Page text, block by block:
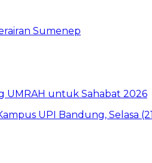
Sumenep
UMRAH untuk Sahabat 2026